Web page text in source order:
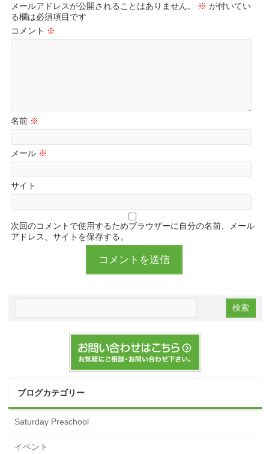
メールアドレスが公開されることはありません。 ※ が付いてい
る欄は必須項目です
コメント ※
名前 ※
メール ※
サイト
次回のコメントで使用するためブラウザーに自分の名前、メール
アドレス、サイトを保存する。
ブログカテゴリー
Saturday Preschool
イベント